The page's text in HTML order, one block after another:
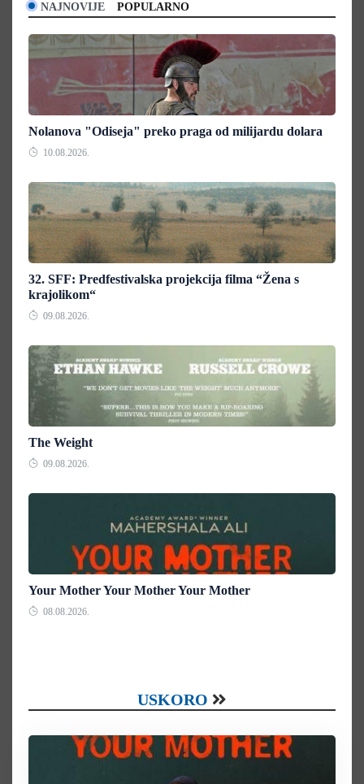
NAJNOVIJE POPULARNO
Nolanova "Odiseja" preko praga od milijardu dolara
10.08.2026.
32. SFF: Predfestivalska projekcija filma “Žena s
krajolikom“
09.08.2026.
The Weight
09.08.2026.
Your Mother Your Mother Your Mother
08.08.2026.
USKORO